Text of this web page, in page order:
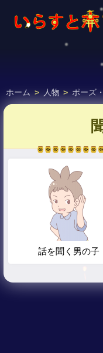
ホーム > 人物 > ポーズ
話を聞く男の子